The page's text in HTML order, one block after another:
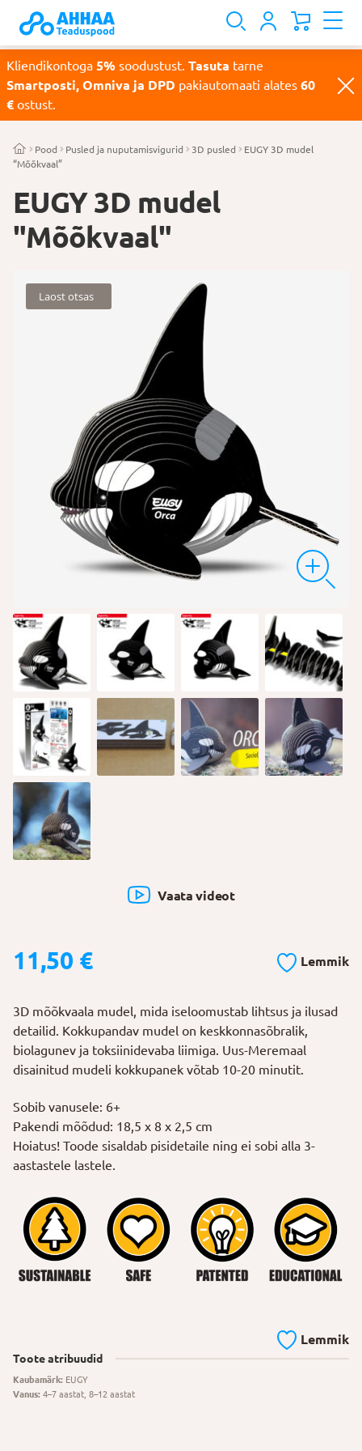
Kliendikontoga 5% soodustust. Tasuta tarne
Smartposti, Omniva ja DPD pakiautomaati alates 60
€ ostust.
Pood Pusled ja nuputamisvigurid 3D pusled
EUGY 3D mudel
“Mõõkvaal”
EUGY 3D mudel
"Mõõkvaal"
Laost otsas
Vaata videot
11,50 € Lemmik
3D mõõkvaala mudel, mida iseloomustab lihtsus ja ilusad
detailid. Kokkupandav mudel on keskkonnasõbralik,
biolagunev ja toksiinidevaba liimiga. Uus-Meremaal
disainitud mudeli kokkupanek võtab 10-20 minutit.
Sobib vanusele: 6+
Pakendi mõõdud: 18,5 x 8 x 2,5 cm
Hoiatus! Toode sisaldab pisidetaile ning ei sobi alla 3-
aastastele lastele.
Lemmik
Toote atribuudid
Kaubamärk: EUGY
Vanus: 4–7 aastat, 8–12 aastat